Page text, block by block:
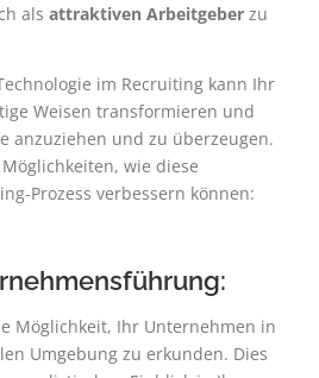
als attraktiven Arbeitgeber zu
im Recruiting kann Ihr
Weisen transformieren und
anzuziehen und zu überzeugen.
wie diese
Prozess verbessern können:
Möglichkeit, Ihr Unternehmen in
Umgebung zu erkunden. Dies